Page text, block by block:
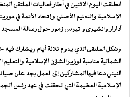
انطلقت اليوم الاثنين في أطار فعاليات الملتقى
الإسلامية والتعليم الأصلي و إتحاد الأئمة في
آدارار وانشيرى و تيرس زمور حول رسالة المسجد
وشكل الملتقى الذي يدوم ثلاثة أيام ويشارك فيه
الشمالية مناسبة لوزير الشؤن الإسلامية
النيني دعا فيها المشاركين إلى العمل بجد على
الإسلامية العظيمة التي تحققت في عهد رئس